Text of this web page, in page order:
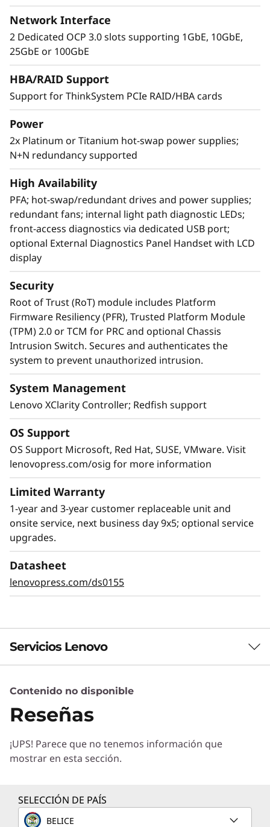
Alto rendimiento en formato 2U
El Lenovo ThinkSystem SR850 V3 admite 128
ofrece un 50 % más de ancho de banda* con la
memoria DDR5 más reciente. La nueva
botella desde las ranuras de ampliación hasta
las unidades NVMe. El SR850 V3 añade una
ranura OCP 3.0 adicional y cinco ranuras PCIe
GPU de nivel empresarial, 24 unidades NVMe
de conexión directa, puedes dotar a tu
organización de tecnologías que generan un
rendimiento excepcional y de los recursos
necesarios para cargas de trabajo de nivel
El SR850 V3 está en lo más alto de la lista RAS
(fiabilidad, disponibilidad y capacidad de
servicio). Funciones como el análisis predictivo
de fallos, la detección de errores, la reparación
facilitan la identificación de fallos. XClarity
proporciona una gestión sencilla y
con las operaciones manuales. ThinkShield
protege tu negocio con cada producto, desde
Network Interface
2 Dedicated OCP 3.0 slots supporting 1GbE, 10GbE,
25GbE or 100GbE
HBA/RAID Support
Support for ThinkSystem PCIe RAID/HBA cards
Power
2x Platinum or Titanium hot-swap power supplies;
N+N redundancy supported
High Availability
PFA; hot-swap/redundant drives and power supplies;
redundant fans; internal light path diagnostic LEDs;
front-access diagnostics via dedicated USB port;
optional External Diagnostics Panel Handset with LCD
display
Security
Root of Trust (RoT) module includes Platform
Firmware Resiliency (PFR), Trusted Platform Module
(TPM) 2.0 or TCM for PRC and optional Chassis
Intrusion Switch. Secures and authenticates the
system to prevent unauthorized intrusion.
System Management
Lenovo XClarity Controller; Redfish support
OS Support
OS Support Microsoft, Red Hat, SUSE, VMware. Visit
lenovopress.com/osig for more information
Limited Warranty
1-year and 3-year customer replaceable unit and
onsite service, next business day 9x5; optional service
upgrades.
Datasheet
lenovopress.com/ds0155
Servicios Lenovo
Servicios de Soluciones
Diseñe la mejor estrategia para su empresa.
correcta para sus exclusivas necesidades
empresariales.
Servicios de Implementación
Contenido no disponible
Reseñas
¡UPS! Parece que no tenemos información que
mostrar en esta sección.
SELECCIÓN DE PAÍS
BELICE